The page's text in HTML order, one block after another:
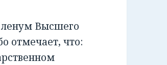
Высшего
отмечает, что: